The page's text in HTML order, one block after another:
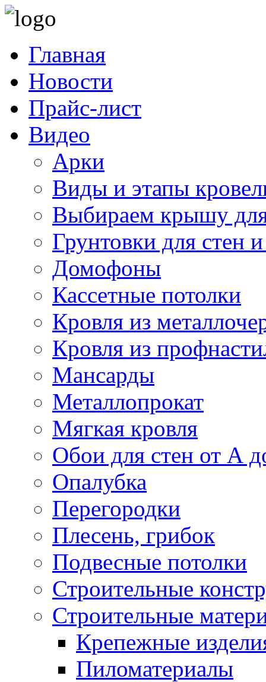
Главная
Новости
Прайс-лист
Видео
Арки
Виды и этапы
Выбираем крышу
Грунтовки для стен
Домофоны
Кассетные потолки
Кровля из
Кровля из
Мансарды
Металлопрокат
Мягкая кровля
Обои для стен от А
Опалубка
Перегородки
Плесень, грибок
Подвесные потолки
Строительные
Строительные
Крепежные
Пиломатериалы